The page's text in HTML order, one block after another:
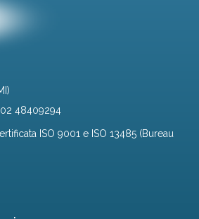
48409294
ISO 9001 e ISO 13485 (Bureau